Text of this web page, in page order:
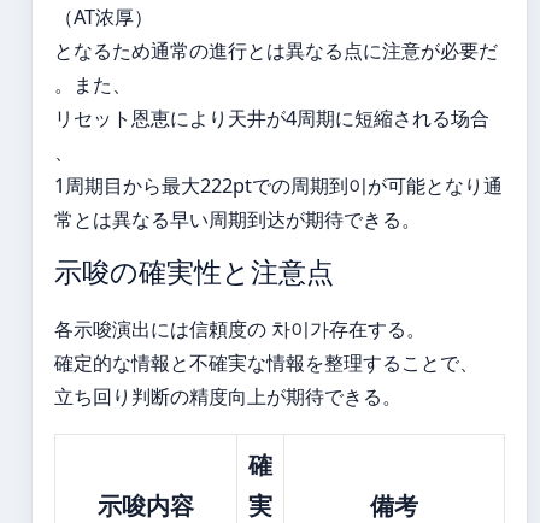
（AT浓厚）
となるため通常の進行とは異なる点に注意が必要だ
。また、
リセット恩恵により天井が4周期に短縮される场合
、
1周期目から最大222ptでの周期到이が可能となり通
常とは異なる早い周期到达が期待できる。
示唆の確実性と注意点
各示唆演出には信頼度の 차이가存在する。
確定的な情報と不確実な情報を整理することで、
立ち回り判断の精度向上が期待できる。
示唆内容
確
実
備考